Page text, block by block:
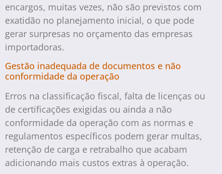
encargos, muitas vezes, não são previstos com
exatidão no planejamento inicial, o que pode
gerar surpresas no orçamento das empresas
importadoras.
Gestão inadequada de documentos e não
conformidade da operação
Erros na classificação fiscal, falta de licenças ou
de certificações exigidas ou ainda a não
conformidade da operação com as normas e
regulamentos específicos podem gerar multas,
retenção de carga e retrabalho que acabam
adicionando mais custos extras à operação.